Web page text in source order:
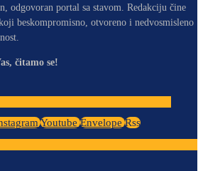
odgovoran portal sa stavom. Redakciju čine
beskompromisno, otvoreno i nedvosmisleno
čitamo se!
Youtube Envelope Rss